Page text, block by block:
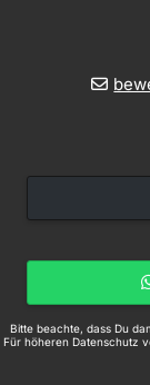
Bitte beachte, dass Du
Für höheren Datenschutz